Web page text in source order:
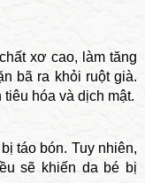
xơ cao, làm tăng
bã ra khỏi ruột già.
hóa và dịch mật.
táo bón. Tuy nhiên,
sẽ khiến da bé bị